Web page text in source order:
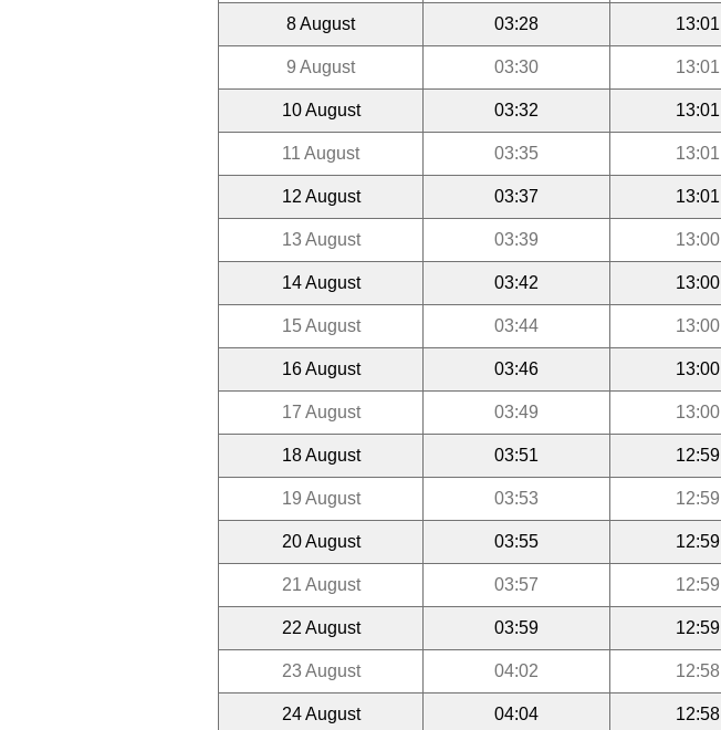
8 August 03:28 13:01
9 August 03:30 13:01
10 August 03:32 13:01
11 August 03:35 13:01
12 August 03:37 13:01
13 August 03:39 13:00
14 August 03:42 13:00
15 August 03:44 13:00
16 August 03:46 13:00
17 August 03:49 13:00
18 August 03:51 12:59
19 August 03:53 12:59
20 August 03:55 12:59
21 August 03:57 12:59
22 August 03:59 12:59
23 August 04:02 12:58
24 August 04:04 12:58